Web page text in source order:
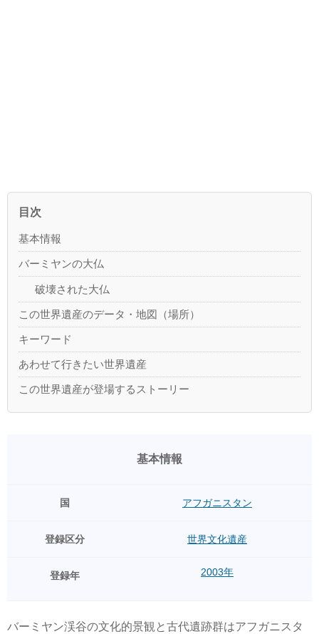
目次
基本情報
バーミヤンの大仏
破壊された大仏
この世界遺産のデータ・地図（場所）
キーワード
あわせて行きたい世界遺産
この世界遺産が登場するストーリー
基本情報
国 アフガニスタン
登録区分 世界文化遺産
登録年 2003年
バーミヤン渓谷の文化的景観と古代遺跡群はアフガニスタ